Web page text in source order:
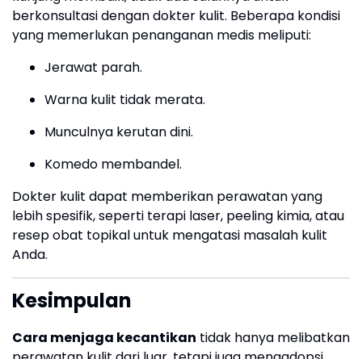
berkonsultasi dengan dokter kulit. Beberapa kondisi
yang memerlukan penanganan medis meliputi:
Jerawat parah.
Warna kulit tidak merata.
Munculnya kerutan dini.
Komedo membandel.
Dokter kulit dapat memberikan perawatan yang
lebih spesifik, seperti terapi laser, peeling kimia, atau
resep obat topikal untuk mengatasi masalah kulit
Anda.
Kesimpulan
Cara menjaga kecantikan tidak hanya melibatkan